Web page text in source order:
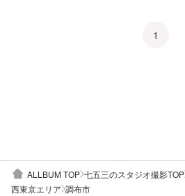
1
ALLBUM TOP 七五三のスタジオ撮影TOP
西東京エリア 調布市